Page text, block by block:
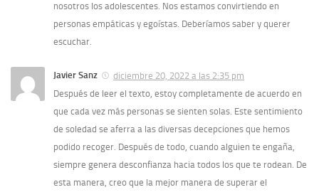
nosotros los adolescentes. Nos estamos convirtiendo en
personas empáticas y egoístas. Deberíamos saber y querer
escuchar.
Javier Sanz
diciembre 20, 2022 a las 2:35 pm
Después de leer el texto, estoy completamente de acuerdo en
que cada vez más personas se sienten solas. Este sentimiento
de soledad se aferra a las diversas decepciones que hemos
podido recoger. Después de todo, cuando alguien te engaña,
siempre genera desconfianza hacia todos los que te rodean. De
esta manera, creo que la mejor manera de superar el